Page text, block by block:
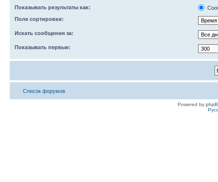
Показывать результаты как:
Поле сортировки:
Искать сообщения за:
Показывать первые:
Список форумов
Powered by